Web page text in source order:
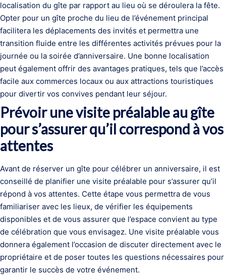
localisation du gîte par rapport au lieu où se déroulera la fête.
Opter pour un gîte proche du lieu de l’événement principal
facilitera les déplacements des invités et permettra une
transition fluide entre les différentes activités prévues pour la
journée ou la soirée d’anniversaire. Une bonne localisation
peut également offrir des avantages pratiques, tels que l’accès
facile aux commerces locaux ou aux attractions touristiques
pour divertir vos convives pendant leur séjour.
Prévoir une visite préalable au gîte
pour s’assurer qu’il correspond à vos
attentes
Avant de réserver un gîte pour célébrer un anniversaire, il est
conseillé de planifier une visite préalable pour s’assurer qu’il
répond à vos attentes. Cette étape vous permettra de vous
familiariser avec les lieux, de vérifier les équipements
disponibles et de vous assurer que l’espace convient au type
de célébration que vous envisagez. Une visite préalable vous
donnera également l’occasion de discuter directement avec le
propriétaire et de poser toutes les questions nécessaires pour
garantir le succès de votre événement.